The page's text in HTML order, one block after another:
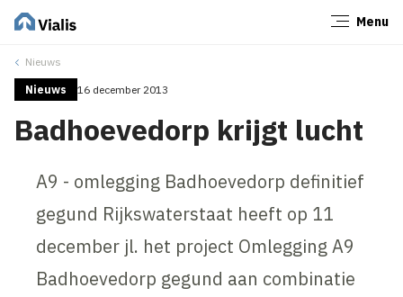
Menu
Nieuws
Nieuws 16 december 2013
Badhoevedorp krijgt lucht
A9 - omlegging Badhoevedorp definitief
gegund Rijkswaterstaat heeft op 11
december jl. het project Omlegging A9
Badhoevedorp gegund aan combinatie
Sluiten